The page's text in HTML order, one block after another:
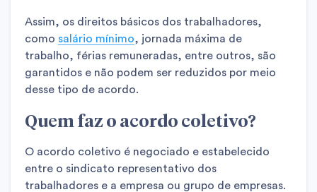
Assim, os direitos básicos dos trabalhadores,
como salário mínimo, jornada máxima de
trabalho, férias remuneradas, entre outros, são
garantidos e não podem ser reduzidos por meio
desse tipo de acordo.
Quem faz o acordo coletivo?
O acordo coletivo é negociado e estabelecido
entre o sindicato representativo dos
trabalhadores e a empresa ou grupo de empresas.